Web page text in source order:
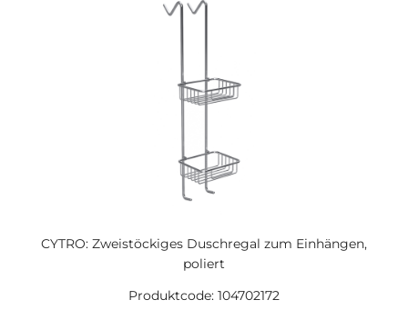
CYTRO: Zweistöckiges Duschregal zum Einhängen,
poliert
Produktcode: 104702172